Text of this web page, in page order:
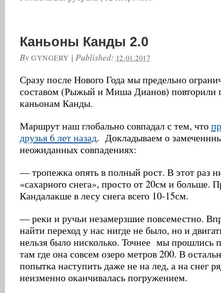
Каньоны Канды 2.0
By GYNGERY | Published: 12.01.2017
Сразу после Нового Года мы предельно
составом (Рыжый и Миша Дианов) повторили
каньонам Канды.
Маршрут наш глобально совпадал с тем, что
друзья 6 лет назад. Докладываем о
неожиданных совпадениях:
— тропежка опять в полный рост. В этот раз
«сахарного снега», просто от 20см и больше.
Кандалакше в лесу снега всего 10-15см.
— реки и ручьи незамерзшие повсеместно.
найти переход у нас нигде не было, но и
нельзя было нисколько. Точнее мы прошлись
там где она совсем озеро метров 200. В
попытка наступить даже не на лед, а на снег
неизменно оканчивалась погружением.